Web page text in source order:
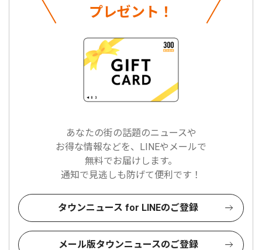
プレゼント！
あなたの街の話題のニュースや
お得な情報などを、LINEやメールで
無料でお届けします。
通知で見逃しも防げて便利です！
タウンニュース for LINEのご登録
メール版タウンニュースのご登録